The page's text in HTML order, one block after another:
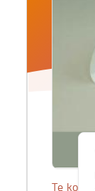
Te koop